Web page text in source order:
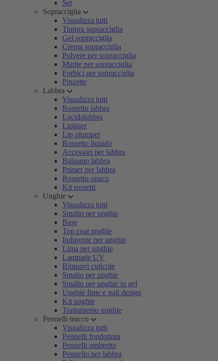
Set
Sopracciglia
Visualizza tutti
Tintura sopracciglia
Gel sopracciglia
Crema sopracciglia
Polvere per sopracciglia
Matite per sopracciglia
Forbici per sopracciglia
Pinzette
Labbra
Visualizza tutti
Rossetto labbra
Lucidalabbra
Lipliner
Lip plumper
Rossetto liquido
Accessori per labbra
Balsamo labbra
Primer per labbra
Rossetto opaco
Kit rossetti
Unghie
Visualizza tutti
Smalto per unghie
Base
Top coat unghie
Indurente per unghie
Lima per unghie
Lampade UV
Rimuovi cuticole
Smalto per unghie
Smalto per unghie in gel
Unghie finte e nail design
Kit unghie
Trattamento unghie
Pennelli trucco
Visualizza tutti
Pennelli fondotinta
Pennelli ombretto
Pennello per labbra